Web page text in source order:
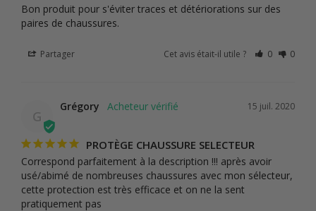
Bon produit pour s'éviter traces et détériorations sur des
paires de chaussures.
Partager Cet avis était-il utile ? 0 0
G
15 juil. 2020
Grégory
PROTÈGE CHAUSSURE SELECTEUR
Correspond parfaitement à la description !!! après avoir
usé/abimé de nombreuses chaussures avec mon sélecteur,
cette protection est très efficace et on ne la sent
pratiquement pas